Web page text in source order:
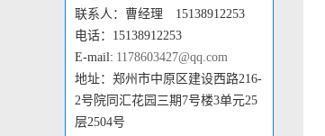
联系人：曹经理 15138912253
电话：15138912253
E-mail: 1178603427@qq.com
地址：郑州市中原区建设西路216-
2号院同汇花园三期7号楼3单元25
层2504号